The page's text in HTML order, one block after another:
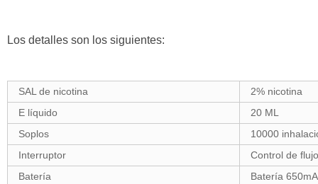
Los detalles son los siguientes:
SAL de nicotina
2% nicotina
E líquido
20 ML
Soplos
10000
Interruptor
Control de
Batería
Batería